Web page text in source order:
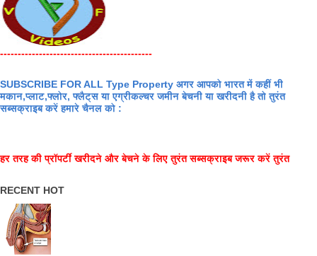
-------------------------------------------
SUBSCRIBE FOR ALL Type Property अगर आपको भारत में कहीं भी
मकान,प्लाट,फ्लोर, फ्लैट्स या एग्रीकल्चर जमीन बेचनी या खरीदनी है तो तुरंत
सब्सक्राइब करें हमारे चैनल को :
हर तरह की प्रॉपर्टी खरीदने और बेचने के लिए तुरंत सब्सक्राइब जरूर करें तुरंत
RECENT HOT